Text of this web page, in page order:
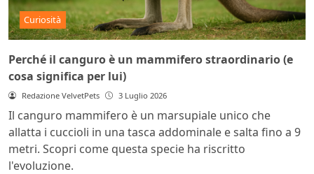
Curiosità
Perché il canguro è un mammifero straordinario (e
cosa significa per lui)
Redazione VelvetPets 3 Luglio 2026
Il canguro mammifero è un marsupiale unico che
allatta i cuccioli in una tasca addominale e salta fino a 9
metri. Scopri come questa specie ha riscritto
l'evoluzione.